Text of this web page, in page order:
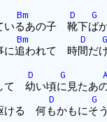
Bm D G
いるあの子 靴下ば
Bm D G
に追われて 時間だ
D G A
て 幼い頃に見たあ
D G
ける 何もかもにそ